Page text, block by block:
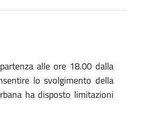
alle ore 18.00 dalla
lo svolgimento della
ha disposto limitazioni